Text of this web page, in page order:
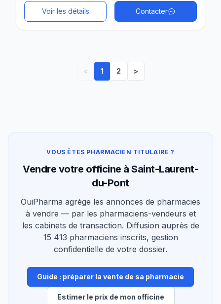
Voir les détails Contacter
< 1 2 >
VOUS ÊTES PHARMACIEN TITULAIRE ?
Vendre votre officine à Saint-Laurent-
du-Pont
OuiPharma agrège les annonces de pharmacies
à vendre — par les pharmaciens-vendeurs et
les cabinets de transaction. Diffusion auprès de
15 413 pharmaciens inscrits, gestion
confidentielle de votre dossier.
Guide : préparer la vente de sa pharmacie
Estimer le prix de mon officine